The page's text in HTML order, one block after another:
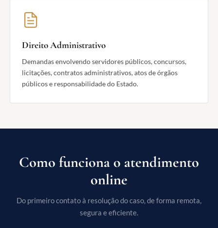
Direito Administrativo
Demandas envolvendo servidores públicos, concursos,
licitações, contratos administrativos, atos de órgãos
públicos e responsabilidade do Estado.
Como funciona o atendimento
online
Do primeiro contato à resolução do caso, de forma remota,
segura e eficiente.